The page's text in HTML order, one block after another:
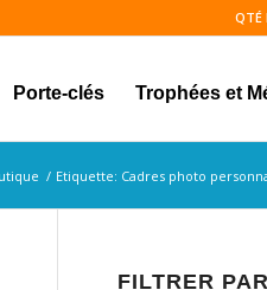
QTÉ
Porte-clés Trophées et
/ Etiquette: Cadres photo
FILTRER